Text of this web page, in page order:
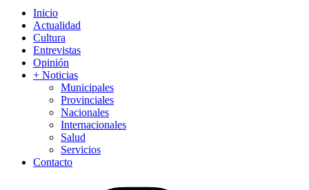
Inicio
Actualidad
Cultura
Entrevistas
Opinión
+ Noticias
Municipales
Provinciales
Nacionales
Internacionales
Salud
Servicios
Contacto